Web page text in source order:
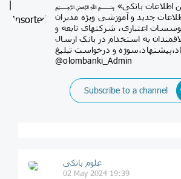
﷽ «گلچین اخبار و جدیدترین اطلاعات بانکی
جدید و آموزشی ویژه مدیران
اعتباری، شرکتهای تابعه و
به استخدام در بانک ارسال
و درخواست تبلیغ :
@olombanki_Admin
Subscribe to a channel
علوم بانکی
02 May 2024 19:39